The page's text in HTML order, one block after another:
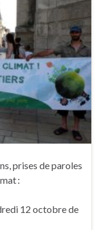
prises de paroles
:
12 octobre de